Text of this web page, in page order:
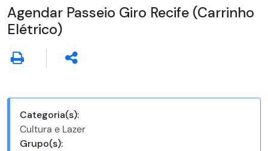
Agendar Passeio Giro Recife (Carrinho
Elétrico)
Categoria(s):
Cultura e Lazer
Grupo(s):